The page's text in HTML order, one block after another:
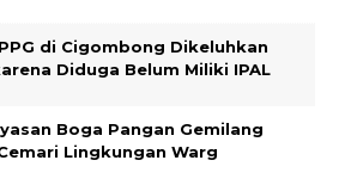
di Cigombong Dikeluhkan
Diduga Belum Miliki IPAL
Boga Pangan Gemilang
Lingkungan Warg